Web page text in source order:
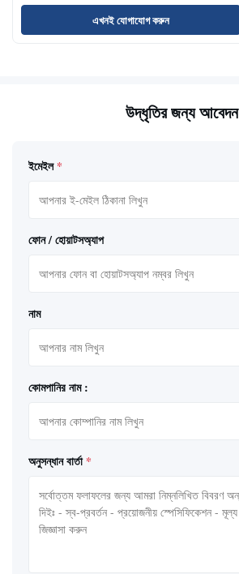
এখনই যোগাযোগ করুন
উদ্ধৃতির জন্য আবেদন
ইমেইল *
ফোন / হোয়াটসঅ্যাপ
নাম
কোমপানির নাম :
অনুসন্ধান বার্তা *